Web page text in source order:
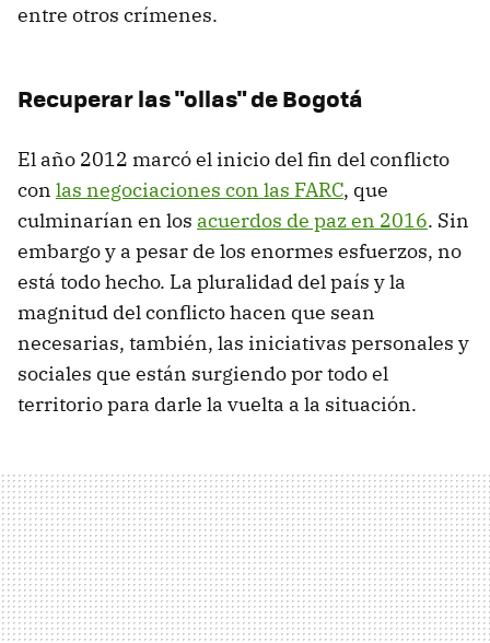
entre otros crímenes.
Recuperar las "ollas" de Bogotá
El año 2012 marcó el inicio del fin del conflicto
con las negociaciones con las FARC, que
culminarían en los acuerdos de paz en 2016. Sin
embargo y a pesar de los enormes esfuerzos, no
está todo hecho. La pluralidad del país y la
magnitud del conflicto hacen que sean
necesarias, también, las iniciativas personales y
sociales que están surgiendo por todo el
territorio para darle la vuelta a la situación.